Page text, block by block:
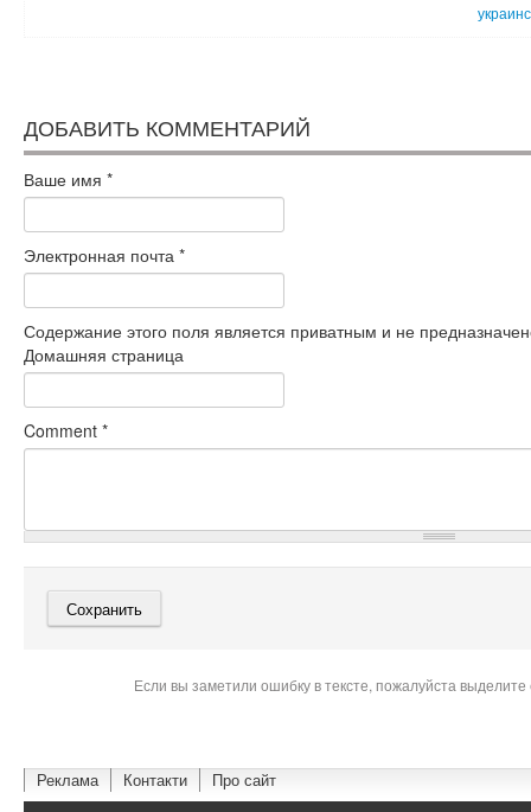
ДОБАВИТЬ КОММЕНТАРИЙ
Ваше имя *
Электронная почта *
Содержание этого поля является приватным и не
Домашняя страница
Comment *
Если вы заметили ошибку в тексте, пожалуйста
Реклама Контакти Про сайт